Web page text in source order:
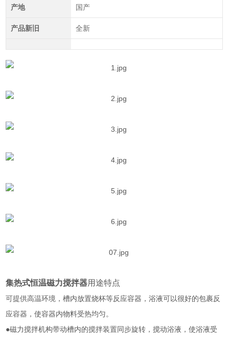
产地 国产
产品新旧 全新
集热式恒温磁力搅拌器用途特点
可提供高温环境，槽内放置烧杯等反应容器，浴液可以很好的包裹反
应容器，使容器内物料受热均匀。
●磁力搅拌机构带动槽内的搅拌装置同步旋转，搅动浴液，使浴液受